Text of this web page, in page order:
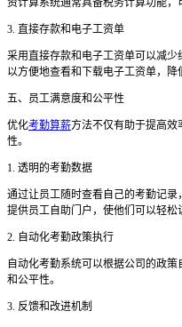
资计算系统通常具备税务计算功能，
3. 直接存款和电子工资单
采用直接存款和电子工资单可以减少
以方便地查看和下载电子工资单，降
五、员工满意度和公平性
优化考勤算薪方法不仅有助于提高效
性。
1. 透明的考勤数据
通过让员工随时查看自己的考勤记
提供员工自助门户，使他们可以轻松
2. 自动化考勤政策执行
自动化考勤系统可以根据公司的政
和公平性。
3. 反馈和改进机制